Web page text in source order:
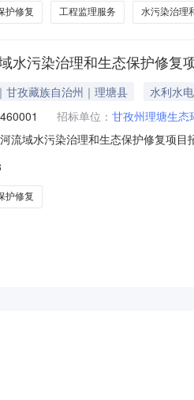
护修复 工程监理服务 水污染治理
水污染治理和生态保护修复
甘孜藏族自治州｜理塘县
水利水电
招标单位： 甘孜州理塘生态
流域水污染治理和生态保护修复项
理塘县无量河流域水污染治理和生
护修复